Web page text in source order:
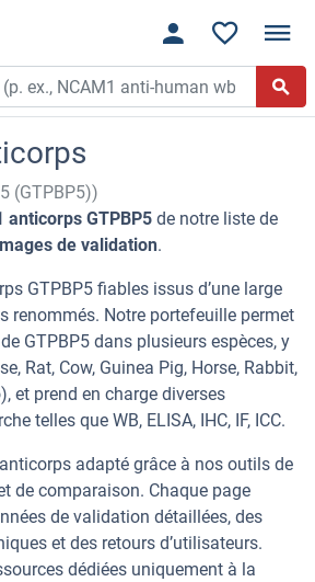
(GTPBP5))
anticorps GTPBP5 de notre liste de
de validation.
GTPBP5 fiables issus d’une large
renommés. Notre portefeuille permet
GTPBP5 dans plusieurs espèces, y
Rat, Cow, Guinea Pig, Horse, Rabbit,
et prend en charge diverses
telles que WB, ELISA, IHC, IF, ICC.
adapté grâce à nos outils de
de comparaison. Chaque page
de validation détaillées, des
et des retours d’utilisateurs.
dédiées uniquement à la